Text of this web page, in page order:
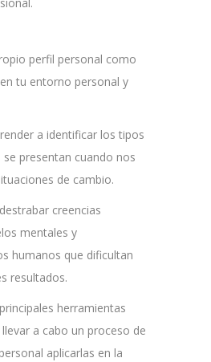
perfil personal como
tu entorno personal y
a identificar los tipos
presentan cuando nos
de cambio.
creencias
mentales y
humanos que dificultan
resultados.
herramientas
a cabo un proceso de
aplicarlas en la